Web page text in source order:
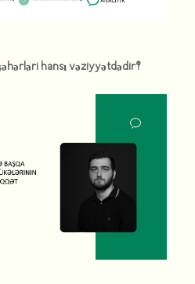
hansı vəziyyətdədir?